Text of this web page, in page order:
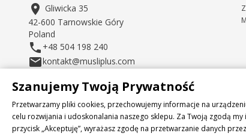
 Gliwicka 35
42-600 Tarnowskie Góry
Poland
+48 504 198 240
kontakt@musliplus.com
Szanujemy Twoją Prywatność
Przetwarzamy pliki cookies, przechowujemy informacje na
celu rozwijania i udoskonalania naszego sklepu. Za Twoją zgodą
przycisk „Akceptuję”, wyrażasz zgodę na przetwarzanie danych